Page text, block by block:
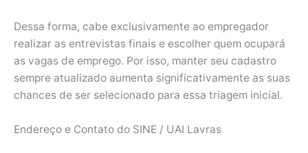
Dessa forma, cabe exclusivamente ao empregador
realizar as entrevistas finais e escolher quem ocupará
as vagas de emprego. Por isso, manter seu cadastro
sempre atualizado aumenta significativamente as suas
chances de ser selecionado para essa triagem inicial.
Endereço e Contato do SINE / UAI Lavras